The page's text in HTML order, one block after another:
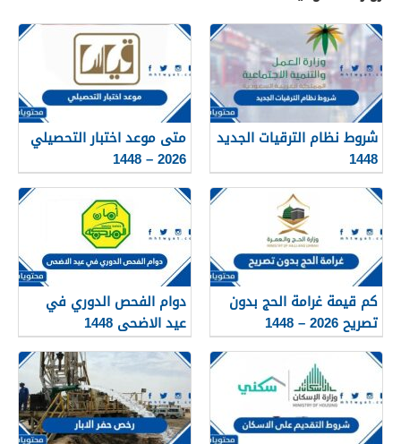
شروط نظام الترقيات الجديد
1448
متى موعد اختبار التحصيلي
2026 – 1448
كم قيمة غرامة الحج بدون
تصريح 2026 – 1448
دوام الفحص الدوري في
عيد الاضحى 1448